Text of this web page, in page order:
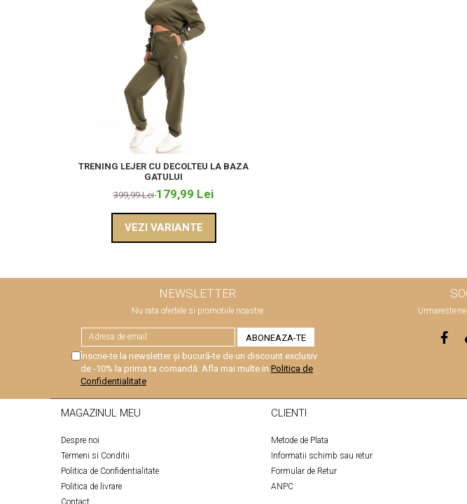
TRENING LEJER CU DECOLTEU LA BAZA
GATULUI
399,99 Lei179,99 Lei
VEZI VARIANTE
NEWSLETTER
Nu rata ofertele si promotiile noastre
Înscrie-te la newsletter și bucură-te de un discount exclusiv
de -10% la prima ta comandă. Afla mai multe in Politica de
Confidentialitate
Urmareste-
MAGAZINUL MEU
Despre noi
Termeni si Conditii
Politica de Confidentialitate
Politica de livrare
Contact
CLIENTI
Metode de Plata
Informatii schimb sau retur
Formular de Retur
ANPC